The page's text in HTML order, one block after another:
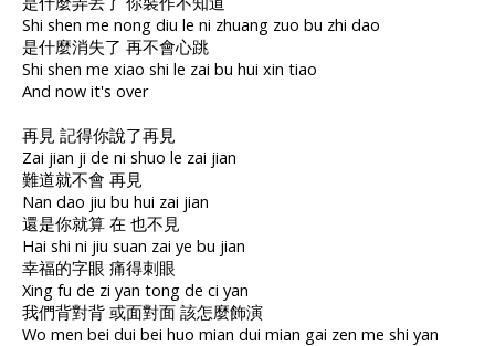
Shi shen me nong diu le ni zhuang zuo bu zhi dao
是什麼消失了 再不會心跳
Shi shen me xiao shi le zai bu hui xin tiao
And now it's over
再見 記得你說了再見
Zai jian ji de ni shuo le zai jian
難道就不會 再見
Nan dao jiu bu hui zai jian
還是你就算 在 也不見
Hai shi ni jiu suan zai ye bu jian
幸福的字眼 痛得刺眼
Xing fu de zi yan tong de ci yan
我們背對背 或面對面 該怎麼飾演
Wo men bei dui bei huo mian dui mian gai zen me shi yan